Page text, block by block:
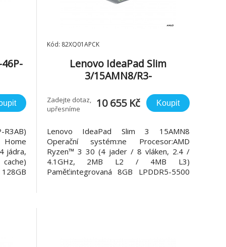
Home
jádra,
Kód: 82XQ01APCK
Lenovo IdeaPad Slim
3/15AMN8/R3-
D int/bez OS/Gray/2R
Zadejte dotaz,
upřesníme
10 655 Kč Koupit
Lenovo IdeaPad Slim 3 15AMN8
Operační systém:ne Procesor:AMD
Ryzen™ 3 30 (4 jader / 8 vláken, 2.4 /
4.1GHz, 2MB L2 / 4MB L3)
Paměť:integrovaná 8GB LPDDR5-5500